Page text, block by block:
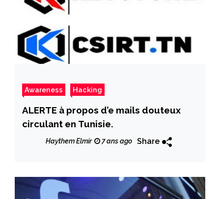
Awareness Hacking
ALERTE à propos d’e mails douteux
circulant en Tunisie.
Haythem Elmir 7 ans ago Share